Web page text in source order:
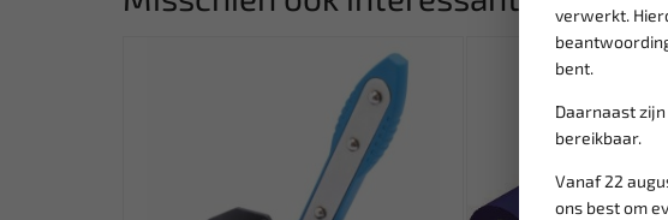
verwerkt.
bent.
Daarnaast
bereikbaar.
Vanaf 22
ons best om